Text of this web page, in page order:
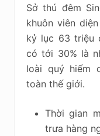
Sở thú đêm
khuôn viên
kỷ lục 63 triệu
có tới 30% là
loài quý hiếm
toàn thế giới.
Thời gian
trưa hàng